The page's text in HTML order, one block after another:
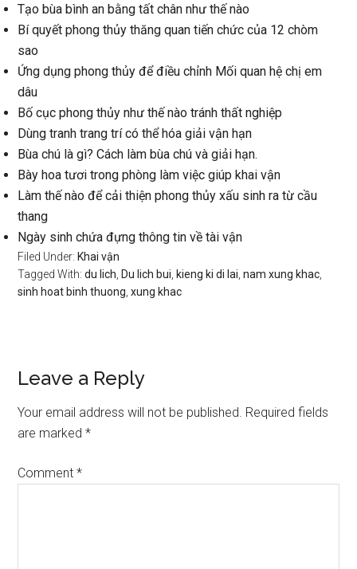
Tạo bùa bình an bằng tất chân như thế nào
Bí quyết phong thủy thăng quan tiến chức của 12 chòm
sao
Ứng dụng phong thủy để điều chỉnh Mối quan hệ chị em
dâu
Bố cục phong thủy như thế nào tránh thất nghiệp
Dùng tranh trang trí có thể hóa giải vận hạn
Bùa chú là gì? Cách làm bùa chú và giải hạn.
Bày hoa tươi trong phòng làm việc giúp khai vận
Làm thế nào để cải thiện phong thủy xấu sinh ra từ cầu
thang
Ngày sinh chứa đựng thông tin về tài vận
Filed Under: Khai vận
Tagged With:du lich Du lich bui kieng ki di lai ,nam xung khac
sinh hoat binh thuong ,xung khac
Reader
Interactions
Leave a Reply
Your email address will not be published. Required fields
are marked*
Comment*